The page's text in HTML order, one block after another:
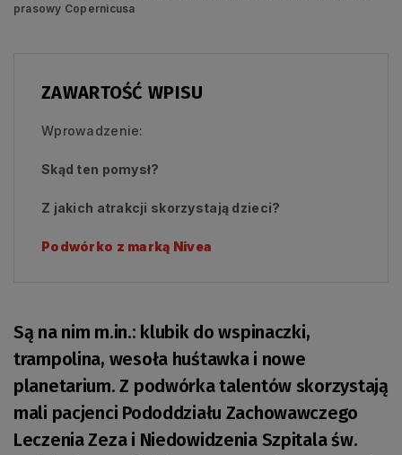
prasowy Copernicusa
ZAWARTOŚĆ WPISU
Wprowadzenie:
Skąd ten pomysł?
Z jakich atrakcji skorzystają dzieci?
Podwórko z marką Nivea
Są na nim m.in.: klubik do wspinaczki,
trampolina, wesoła huśtawka i nowe
planetarium. Z podwórka talentów skorzystają
mali pacjenci Pododdziału Zachowawczego
Leczenia Zeza i Niedowidzenia Szpitala św.